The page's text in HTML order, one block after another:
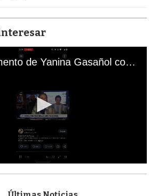
El mal momento de Yanina Gasañol con un hincha argentino en "Subrayado"